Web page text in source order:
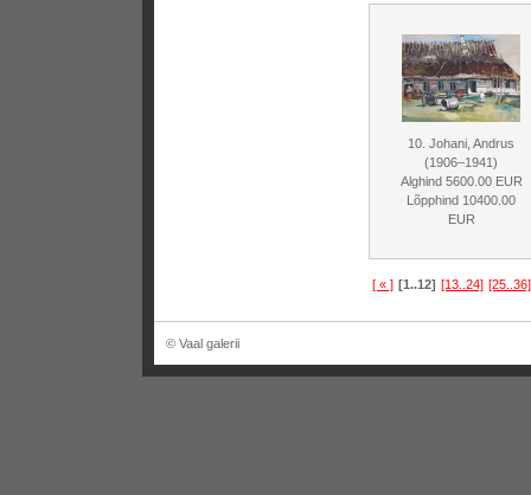
10. Johani, Andrus
(1906–1941)
Alghind 5600.00 EUR
Lõpphind 10400.00
EUR
[ « ] [1..12] [13..24] [25..36]
© Vaal galerii